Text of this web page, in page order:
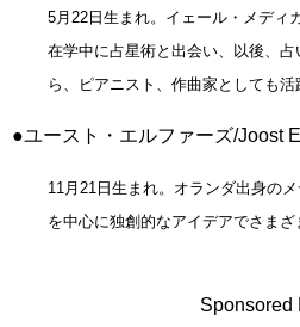
5月22日生まれ。イェール・メディ
在学中に占星術と出会い、以後、
ら、ピアニスト、作曲家としても活
●ユースト・エルファーズ/Joost
11月21日生まれ。オランダ出身の
を中心に独創的なアイデアでさまざ
Sponsored